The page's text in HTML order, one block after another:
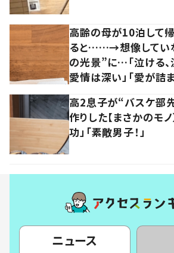
高齢の母が10泊して
ると……→想像してい
の光景”に…「泣ける、
愛情は深い」「愛が詰
高2息子が“バスケ部
作りした【まさかのモ
功」「素敵男子！」
ニュース